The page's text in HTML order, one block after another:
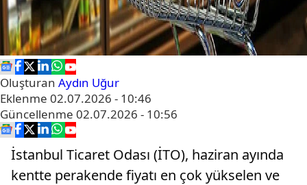
Oluşturan Aydın Uğur
Eklenme 02.07.2026 - 10:46
Güncellenme 02.07.2026 - 10:56
İstanbul Ticaret Odası (İTO), haziran ayında
kentte perakende fiyatı en çok yükselen ve